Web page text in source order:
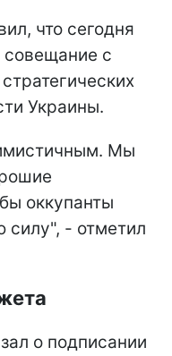
что сегодня
совещание с
Украины.
Мы
оккупанты
силу", - отметил
о подписании